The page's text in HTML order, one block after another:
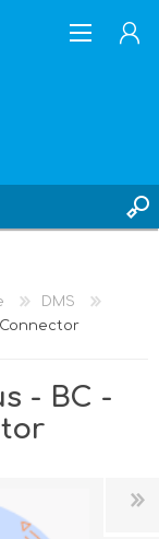
DMS
Connector
- BC -